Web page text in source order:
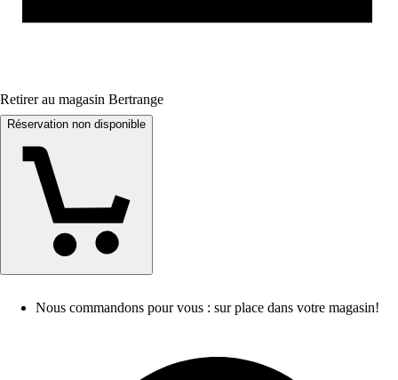
Retirer au magasin Bertrange
Réservation non disponible
Nous commandons pour vous : sur place dans votre magasin!